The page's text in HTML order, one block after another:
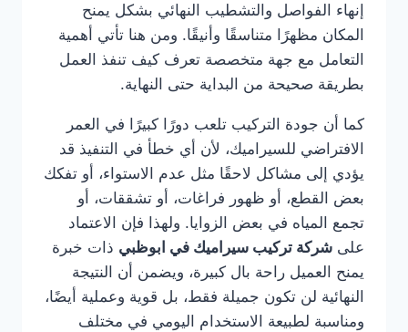
إنهاء الفواصل والتشطيب النهائي بشكل يمنح
المكان مظهرًا متناسقًا وأنيقًا. ومن هنا تأتي أهمية
التعامل مع جهة متخصصة تعرف كيف تنفذ العمل
بطريقة صحيحة من البداية حتى النهاية.
كما أن جودة التركيب تلعب دورًا كبيرًا في العمر
الافتراضي للسيراميك، لأن أي خطأ في التنفيذ قد
يؤدي إلى مشاكل لاحقًا مثل عدم الاستواء، أو تفكك
بعض القطع، أو ظهور فراغات، أو تشققات، أو
تجمع المياه في بعض الزوايا. ولهذا فإن الاعتماد
على شركة تركيب سيراميك في ابوظبي ذات خبرة
يمنح العميل راحة بال كبيرة، ويضمن أن النتيجة
النهائية لن تكون جميلة فقط، بل قوية وعملية أيضًا،
ومناسبة لطبيعة الاستخدام اليومي في مختلف